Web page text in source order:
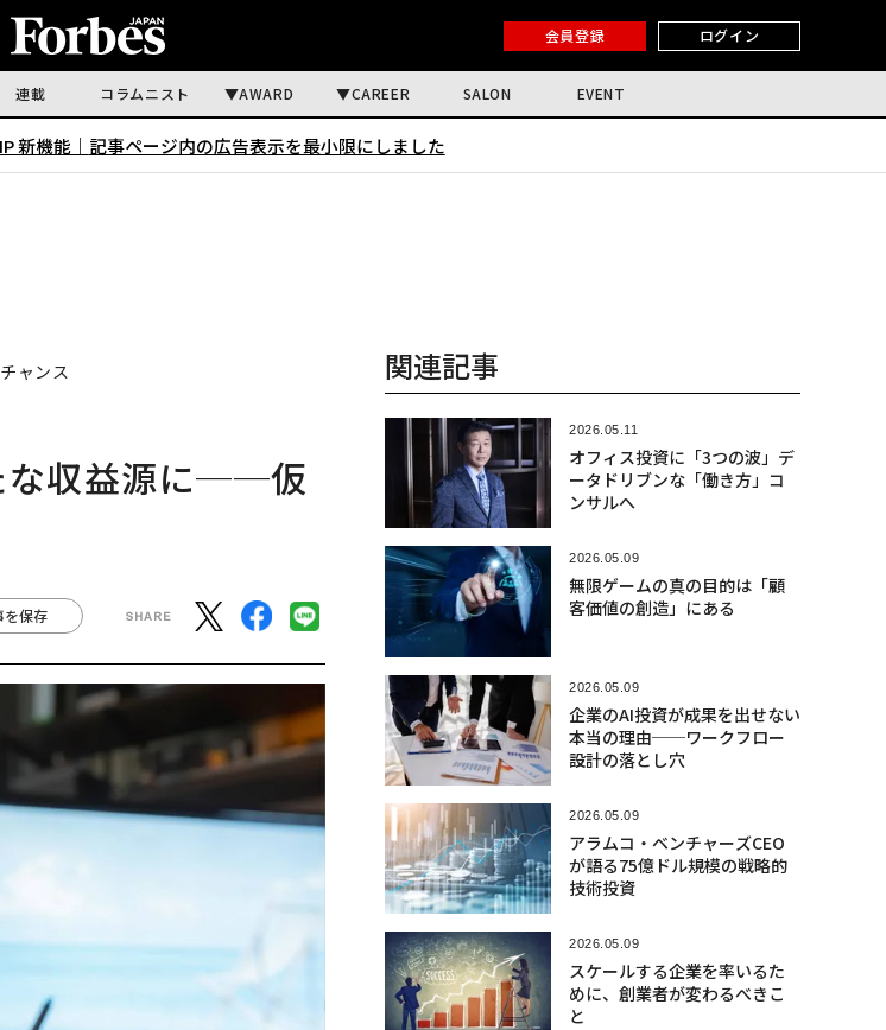
会員登録 ログイン
連載 コラムニスト AWARD CAREER SALON EVENT
新機能｜ 記事ページ内の広告表示を最小限にしました
ャンス
な収益源に──仮
を保存
関連記事
2026.05.11
オフィス投資に「3つの波」デ
ータドリブンな「働き方」コ
ンサルへ
2026.05.09
無限ゲームの真の目的は「顧
客価値の創造」にある
2026.05.09
企業のAI投資が成果を出せない
本当の理由──ワークフロー
設計の落とし穴
2026.05.09
アラムコ・ベンチャーズCEO
が語る75億ドル規模の戦略的
技術投資
2026.05.09
スケールする企業を率いるた
めに、創業者が変わるべきこ
と